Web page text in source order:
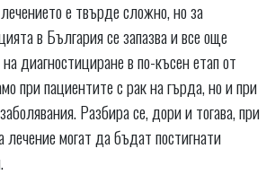
е твърде сложно, но за
в България се запазва и все още
диагностициране в по-късен етап от
при пациентите с рак на гърда, но и при
Разбира се, дори и тогава, при
могат да бъдат постигнати